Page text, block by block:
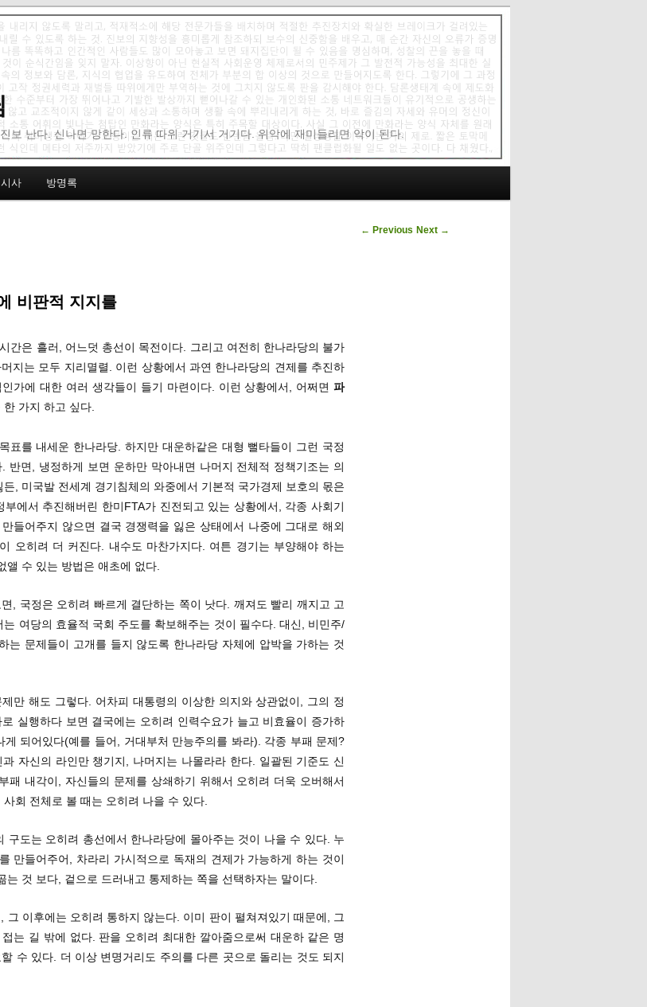
보 난다. 신나면 망한다. 인류 따위 거기서 거기다. 위악에 재미들리면 악이 된다.
시사 방명록
Post navigation
← Previous Next →
비판적 지지를
간은 흘러, 어느덧 총선이 목전이다. 그리고 여전히 한나라당의 불가
지는 모두 지리멸렬. 이런 상황에서 과연 한나라당의 견제를 추진하
가에 대한 여러 생각들이 들기 마련이다. 이런 상황에서, 어쩌면파
한 가지 하고 싶다.
표를 내세운 한나라당. 하지만 대운하같은 대형 뻘타들이 그런 국정
반면, 냉정하게 보면 운하만 막아내면 나머지 전체적 정책기조는 의
, 미국발 전세계 경기침체의 와중에서 기본적 국가경제 보호의 몫은
부에서 추진해버린 한미FTA가 진전되고 있는 상황에서, 각종 사회기
들어주지 않으면 결국 경쟁력을 잃은 상태에서 나중에 그대로 해외
오히려 더 커진다. 내수도 마찬가지다. 여튼 경기는 부양해야 하는
앨 수 있는 방법은 애초에 없다.
, 국정은 오히려 빠르게 결단하는 쪽이 낫다. 깨져도 빨리 깨지고 고
는 여당의 효율적 국회 주도를 확보해주는 것이 필수다. 대신, 비민주/
는 문제들이 고개를 들지 않도록 한나라당 자체에 압박을 가하는 것
만 해도 그렇다. 어차피 대통령의 이상한 의지와 상관없이, 그의 정
실행하다 보면 결국에는 오히려 인력수요가 늘고 비효율이 증가하
게 되어있다(예를 들어, 거대부처 만능주의를 봐라). 각종 부패 문제?
자신의 라인만 챙기지, 나머지는 나몰라라 한다. 일괄된 기준도 신
패 내각이, 자신들의 문제를 상쇄하기 위해서 오히려 더욱 오버해서
회 전체로 볼 때는 오히려 나을 수 있다.
구도는 오히려 총선에서 한나라당에 몰아주는 것이 나을 수 있다. 누
만들어주어, 차라리 가시적으로 독재의 견제가 가능하게 하는 것이
는 것 보다, 겉으로 드러내고 통제하는 쪽을 선택하자는 말이다.
그 이후에는 오히려 통하지 않는다. 이미 판이 펼쳐져있기 때문에, 그
는 길 밖에 없다. 판을 오히려 최대한 깔아줌으로써 대운하 같은 명
수 있다. 더 이상 변명거리도 주의를 다른 곳으로 돌리는 것도 되지